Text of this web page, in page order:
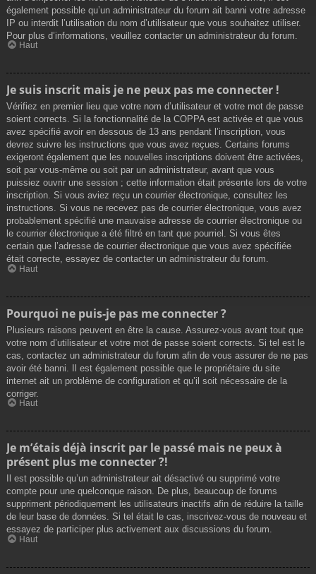
également possible qu’un administrateur du forum ait banni votre adresse
IP ou interdit l’utilisation du nom d’utilisateur que vous souhaitez utiliser.
Pour plus d’informations, veuillez contacter un administrateur du forum.
Haut
Je suis inscrit mais je ne peux pas me connecter !
Vérifiez en premier lieu que votre nom d’utilisateur et votre mot de passe
soient corrects. Si la fonctionnalité de la COPPA est activée et que vous
avez spécifié avoir en dessous de 13 ans pendant l’inscription, vous
devrez suivre les instructions que vous avez reçues. Certains forums
exigeront également que les nouvelles inscriptions doivent être activées,
soit par vous-même ou soit par un administrateur, avant que vous
puissiez ouvrir une session ; cette information était présente lors de votre
inscription. Si vous aviez reçu un courrier électronique, consultez les
instructions. Si vous ne recevez pas de courrier électronique, vous avez
probablement spécifié une mauvaise adresse de courrier électronique ou
le courrier électronique a été filtré en tant que pourriel. Si vous êtes
certain que l’adresse de courrier électronique que vous avez spécifiée
était correcte, essayez de contacter un administrateur du forum.
Haut
Pourquoi ne puis-je pas me connecter ?
Plusieurs raisons peuvent en être la cause. Assurez-vous avant tout que
votre nom d’utilisateur et votre mot de passe soient corrects. Si tel est le
cas, contactez un administrateur du forum afin de vous assurer de ne pas
avoir été banni. Il est également possible que le propriétaire du site
internet ait un problème de configuration et qu’il soit nécessaire de la
corriger.
Haut
Je m’étais déjà inscrit par le passé mais ne peux à
présent plus me connecter ?!
Il est possible qu’un administrateur ait désactivé ou supprimé votre
compte pour une quelconque raison. De plus, beaucoup de forums
suppriment périodiquement les utilisateurs inactifs afin de réduire la taille
de leur base de données. Si tel était le cas, inscrivez-vous de nouveau et
essayez de participer plus activement aux discussions du forum.
Haut